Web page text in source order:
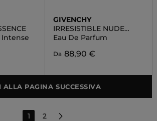
Intense
GIVENCHY
IRRESISTIBLE NUDE
VELVET
Eau De Parfum
Da 88,90 €
ALLA PAGINA SUCCESSIVA
1 2